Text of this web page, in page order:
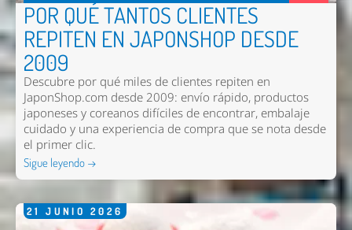
POR QUÉ TANTOS CLIENTES
REPITEN EN JAPONSHOP DESDE
2009
Descubre por qué miles de clientes repiten en
JaponShop.com desde 2009: envío rápido, productos
japoneses y coreanos difíciles de encontrar, embalaje
cuidado y una experiencia de compra que se nota desde
el primer clic.
Sigue leyendo →
21 JUNIO 2026